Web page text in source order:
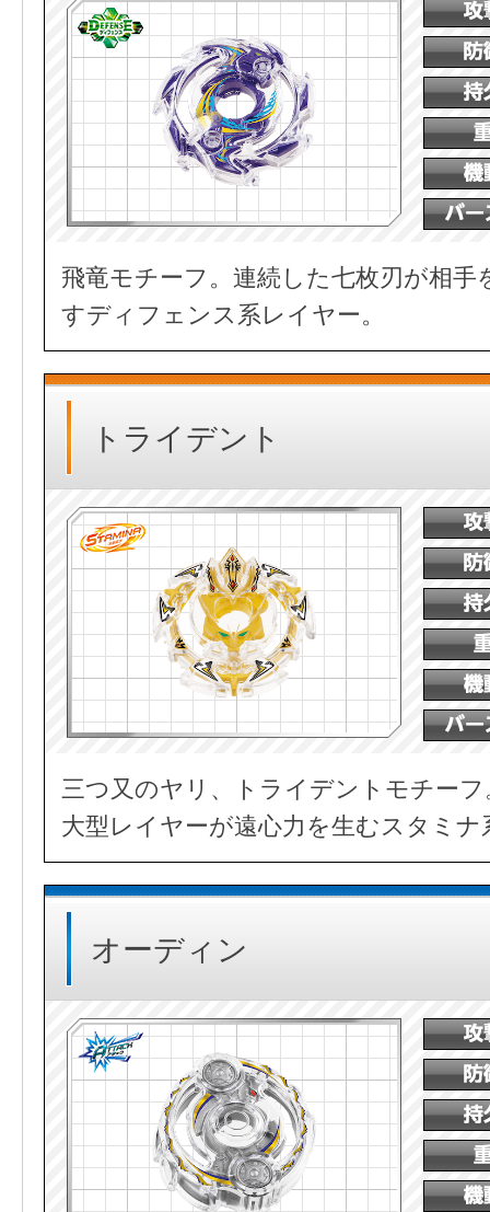
飛竜モチーフ。連続した七枚刃が相手
すディフェンス系レイヤー。
トライデント
三つ又のヤリ、トライデントモチー
大型レイヤーが遠心力を生むスタミナ
オーディン